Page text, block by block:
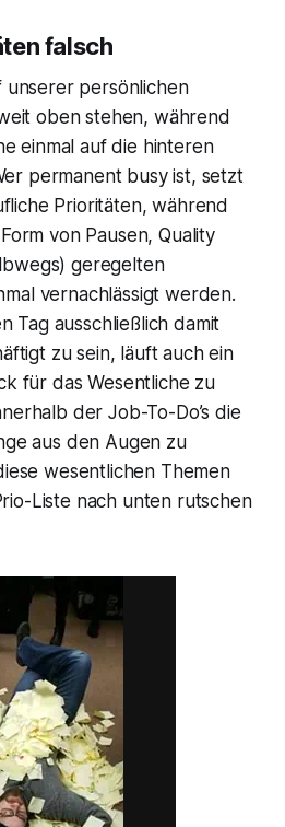
falsch
unserer persönlichen
oben stehen, während
einmal auf die hinteren
permanent busy ist, setzt
Prioritäten, während
von Pausen, Quality
geregelten
vernachlässigt werden.
Tag ausschließlich damit
zu sein, läuft auch ein
für das Wesentliche zu
der Job-To-Do’s die
aus den Augen zu
wesentlichen Themen
Liste nach unten rutschen